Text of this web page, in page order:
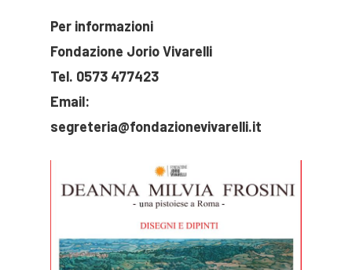
Per informazioni
Fondazione Jorio Vivarelli
Tel. 0573 477423
Email:
segreteria@fondazionevivarelli.it